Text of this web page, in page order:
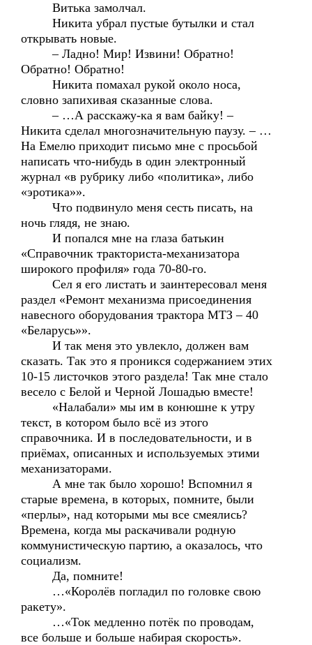
Витька замолчал.
Никита убрал пустые бутылки и стал
открывать новые.
– Ладно! Мир! Извини! Обратно!
Обратно! Обратно!
Никита помахал рукой около носа,
словно запихивая сказанные слова.
– …А расскажу-ка я вам байку! –
Никита сделал многозначительную паузу. – …
На Емелю приходит письмо мне с просьбой
написать что-нибудь в один электронный
журнал «в рубрику либо «политика», либо
«эротика»».
Что подвинуло меня сесть писать, на
ночь глядя, не знаю.
И попался мне на глаза батькин
«Справочник тракториста-механизатора
широкого профиля» года 70-80-го.
Сел я его листать и заинтересовал меня
раздел «Ремонт механизма присоединения
навесного оборудования трактора МТЗ – 40
«Беларусь»».
И так меня это увлекло, должен вам
сказать. Так это я проникся содержанием этих
10-15 листочков этого раздела! Так мне стало
весело с Белой и Черной Лошадью вместе!
«Налабали» мы им в конюшне к утру
текст, в котором было всё из этого
справочника. И в последовательности, и в
приёмах, описанных и используемых этими
механизаторами.
А мне так было хорошо! Вспомнил я
старые времена, в которых, помните, были
«перлы», над которыми мы все смеялись?
Времена, когда мы раскачивали родную
коммунистическую партию, а оказалось, что
социализм.
Да, помните!
…«Королёв погладил по головке свою
ракету».
…«Ток медленно потёк по проводам,
все больше и больше набирая скорость».